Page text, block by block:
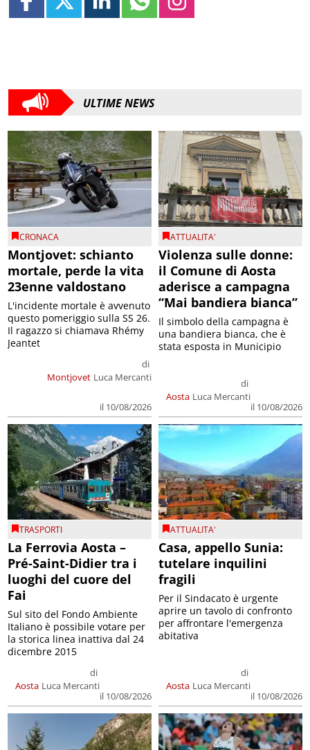
ULTIME NEWS
CRONACA
Montjovet: schianto
mortale, perde la vita
23enne valdostano
Montjovet
di
Luca Mercanti
il 10/08/2026
L'incidente mortale è avvenuto
questo pomeriggio sulla SS 26.
Il ragazzo si chiamava Rhémy
Jeantet
ATTUALITA'
Violenza sulle donne:
il Comune di Aosta
aderisce a campagna
“Mai bandiera bianca”
Aosta
di
Luca Mercanti
il 10/08/2026
Il simbolo della campagna è
una bandiera bianca, che è
stata esposta in Municipio
TRASPORTI
La Ferrovia Aosta –
Pré-Saint-Didier tra i
luoghi del cuore del
Fai
Aosta
di
Luca Mercanti
il 10/08/2026
Sul sito del Fondo Ambiente
Italiano è possibile votare per
la storica linea inattiva dal 24
dicembre 2015
ATTUALITA'
Casa, appello Sunia:
tutelare inquilini
fragili
Aosta
di
Luca Mercanti
il 10/08/2026
Per il Sindacato è urgente
aprire un tavolo di confronto
per affrontare l'emergenza
abitativa